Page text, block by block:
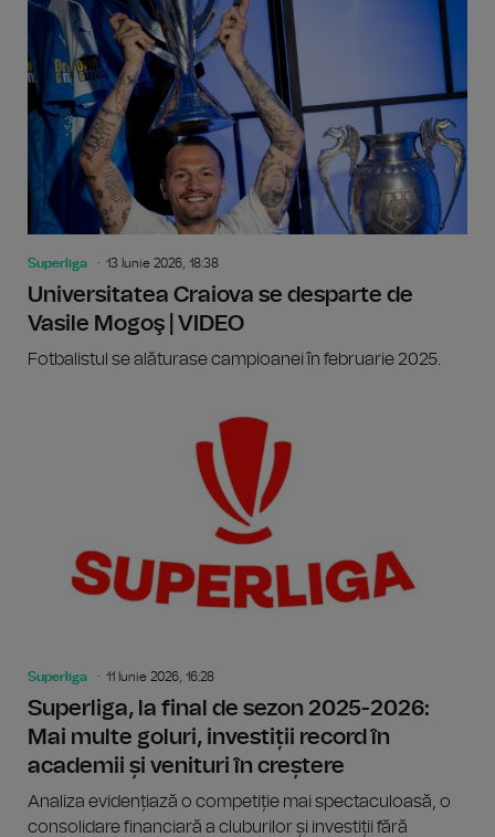
Superliga 13 Iunie 2026, 18:38
Universitatea Craiova se desparte de
Vasile Mogoş | VIDEO
Fotbalistul se alăturase campioanei în februarie 2025.
Superliga 11 Iunie 2026, 16:28
Superliga, la final de sezon 2025-2026:
Mai multe goluri, investiții record în
academii și venituri în creștere
Analiza evidențiază o competiție mai spectaculoasă, o
consolidare financiară a cluburilor și investiții fără